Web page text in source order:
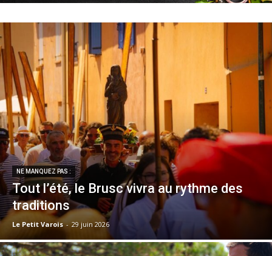
NE MANQUEZ PAS :
Tout l’été, le Brusc vivra au rythme des
traditions
Le Petit Varois - 29 juin 2026